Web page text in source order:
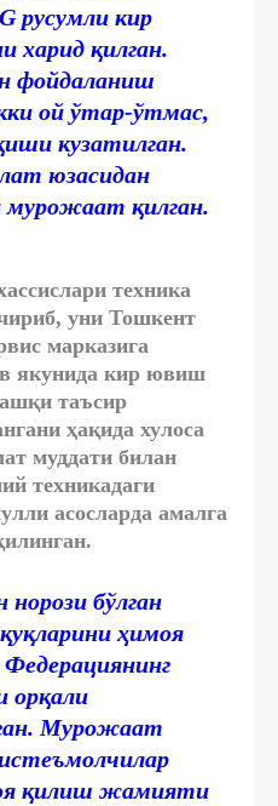
русумли кир
қилган.
фойдаланиш
ой ўтар-ўтмас,
кузатилган.
юзасидан
мурожаат қилган.
техника
уни Тошкент
марказига
якунида кир ювиш
таъсир
ҳақида хулоса
муддати билан
техникадаги
асосларда амалга
бўлган
ҳимоя
орқали
Мурожаат
қилиш жамияти